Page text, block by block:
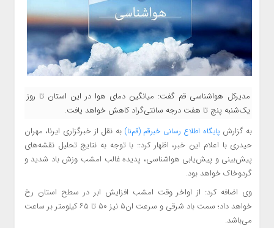
مدیرکل هواشناسی قم گفت: میانگین دمای هوا در این استان تا روز
یک‌شنبه پنج تا هفت درجه سانتی‌گراد کاهش خواهد یافت.
به گزارش پایگاه اطلاع رسانی خبرقم (قم‌نا) به نقل از خبرگزاری ایرنا، مهران
حیدری با اعلام این خبر، اظهار کرد:: با توجه به نتایج تحلیل نقشه‌های
پیش‌بینی و پیش‌یابی هواشناسی، پدیده غالب امشب وزش باد شدید و
گردوخاک خواهد بود.
وی اضافه کرد: از اواخر وقت امشب افزایش ابر در سطح استان رخ
خواهد داد؛ سمت ‌باد شرقی و سرعت ان۵ نیز ۵۰ تا ۶۵ کیلومتر بر ساعت
می‌باشد.